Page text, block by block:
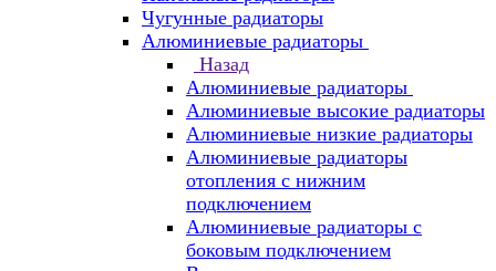
Чугунные радиаторы
Алюминиевые радиаторы
Назад
Алюминиевые радиаторы
Алюминиевые высокие радиаторы
Алюминиевые низкие радиаторы
Алюминиевые радиаторы
отопления с нижним
подключением
Алюминиевые радиаторы с
боковым подключением